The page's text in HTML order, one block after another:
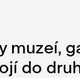
do